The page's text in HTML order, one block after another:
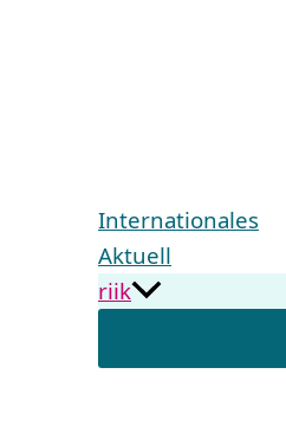
Internationales
Aktuell
riik